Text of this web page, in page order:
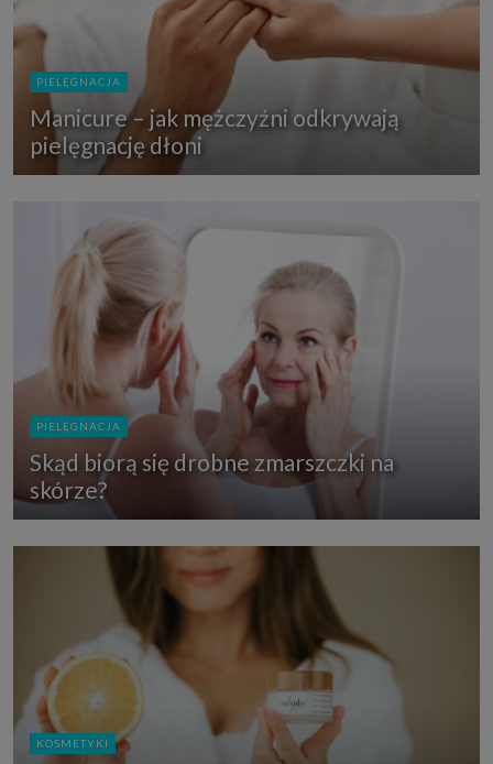
PIELĘGNACJA
Manicure – jak mężczyźni odkrywają
pielęgnację dłoni
PIELĘGNACJA
Skąd biorą się drobne zmarszczki na
skórze?
KOSMETYKI